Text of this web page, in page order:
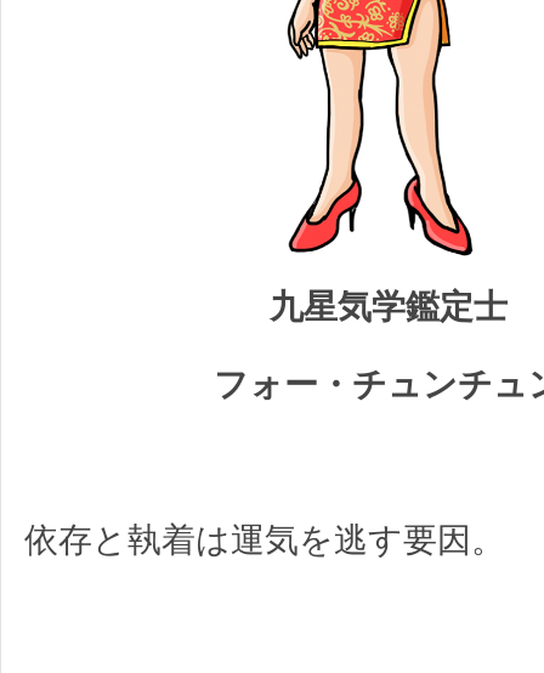
九星気学鑑定士
フォー・チュンチュ
依存と執着は運気を逃す要因。